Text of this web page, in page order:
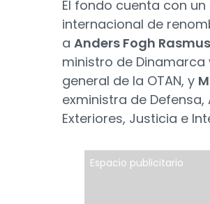
El fondo cuenta con
internacional de
a Anders Fogh
ministro de Dinamarca
general de la OTAN, y
exministra de Defensa,
Exteriores, Justicia e
Espacio publicitario